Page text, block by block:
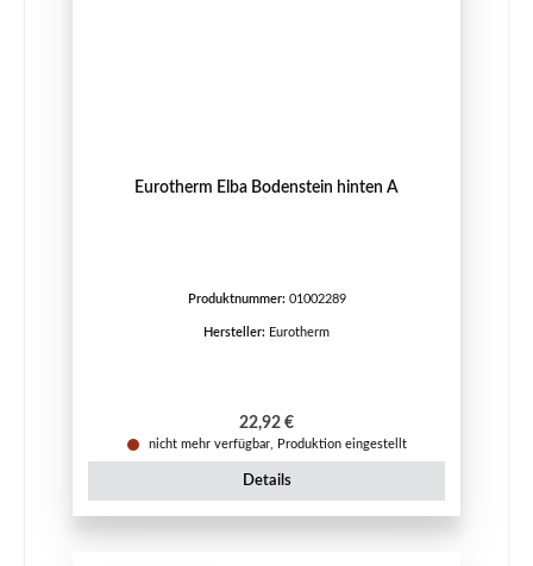
Eurotherm Elba Bodenstein hinten A
Produktnummer: 01002289
Hersteller: Eurotherm
Regulärer Preis:
22,92 €
nicht mehr verfügbar, Produktion eingestellt
Details